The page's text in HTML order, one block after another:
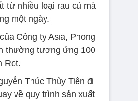
từ nhiều loại rau củ mà
một ngày.
Công ty Asia, Phong
thường tương ứng 100
Rọt.
Thúc Thùy Tiên đi
về quy trình sản xuất